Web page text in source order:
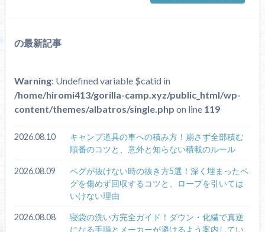
の最新記事
Warning: Undefined variable $catid in
/home/hiromi413/gorilla-camp.xyz/public_html/wp-
content/themes/albatros/single.php on line 119
2026.08.10
キャンプ道具の車への積み方！崩さず全部積む
順番のコツと、意外と知らない積載のルール
2026.08.09
ペグが抜けない時の抜き方5選！深く埋まったペ
グを傷めず回収するコツと、ロープを引いては
いけない理由
2026.08.08
寝袋の洗い方完全ガイド！ダウン・化繊で真逆
になる手順とメーカーが避けるよう案内してい